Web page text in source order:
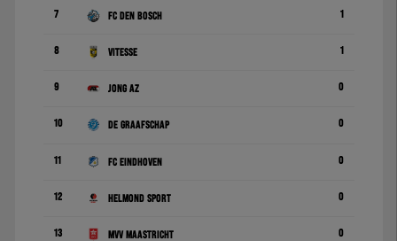
7 FC Den Bosch 1
8 Vitesse 1
9 Jong AZ 0
10 De Graafschap 0
11 FC Eindhoven 0
12 Helmond Sport 0
13 MVV Maastricht 0